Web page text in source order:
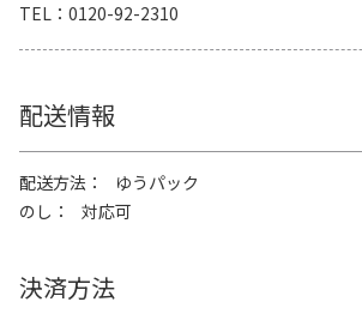
TEL
0120-92-2310
配送情報
配送方法
ゆうパック
のし
対応可
決済方法